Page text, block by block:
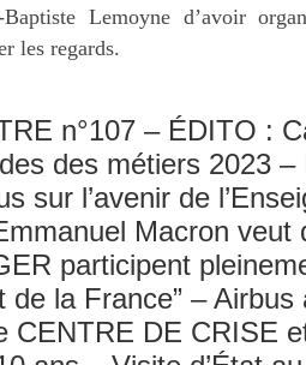
Baptiste Lemoyne d’avoir
les regards.
n°107 – ÉDITO :
des métiers 2023
sur l’avenir de
Macron
participent
de la France” – Airbus
CENTRE DE CRISE